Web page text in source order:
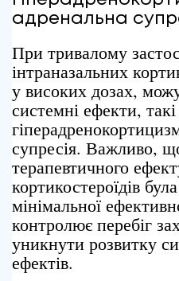
адренальна
При тривалому
інтраназальних
у високих дозах,
системні ефекти,
супресія. Важливо,
терапевтичного
кортикостероїдів
мінімальної
контролює перебіг
уникнути розвитку
ефектів.